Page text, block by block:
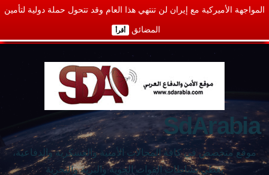
المواجهة الأميركية مع إيران لن تنتهي هذا العام وقد تتحول حملة دولية لتأمين
المضائق أقرأ
SdArabia
موقع متخصص في كافة المجالات الأمنية والعسكرية والدفاعية،
يغطي نشاطات القوات الجوية والبرية والبحرية